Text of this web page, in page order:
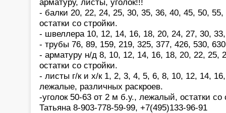
- балки 20, 22, 24, 25, 30, 35, 36, 40, 45, 50,
остатки со стройки.
- швеллера 10, 12, 14, 16, 18, 20, 24, 27, 30,
- трубы 76, 89, 159, 219, 325, 377, 426, 530,
- арматуру н/д 8, 10, 12, 14, 16, 18, 20, 22, 25,
остатки со стройки.
- листы г/к и х/к 1, 2, 3, 4, 5, 6, 8, 10, 12, 14,
лежалые, различных раскроев.
-уголок 50-63 от 2 м б.у., лежалый, остатки со
Татьяна 8-903-778-59-99, +7(495)133-96-91